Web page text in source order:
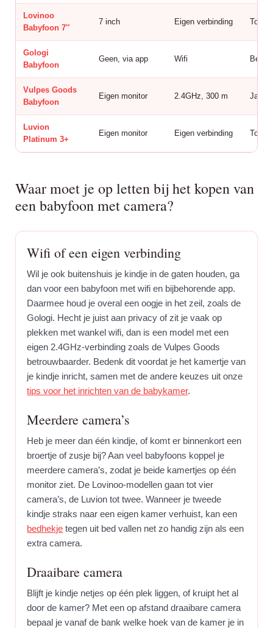
Lovinoo
Babyfoon 7″
7 inch Eigen verbinding Tot 4
Gologi
Babyfoon
Geen, via app Wifi
Vulpes Goods
Babyfoon
Eigen monitor 2.4GHz, 300 m Ja
Luvion
Platinum 3+
Eigen monitor Eigen verbinding Tot 2
Waar moet je op letten bij het kopen van
een babyfoon met camera?
Wifi of een eigen verbinding
Wil je ook buitenshuis je kindje in de gaten houden, ga
dan voor een babyfoon met wifi en bijbehorende app.
Daarmee houd je overal een oogje in het zeil, zoals de
Gologi. Hecht je juist aan privacy of zit je vaak op
plekken met wankel wifi, dan is een model met een
eigen 2.4GHz-verbinding zoals de Vulpes Goods
betrouwbaarder. Bedenk dit voordat je het kamertje van
je kindje inricht, samen met de andere keuzes uit onze
tips voor het inrichten van de babykamer.
Meerdere camera’s
Heb je meer dan één kindje, of komt er binnenkort een
broertje of zusje bij? Aan veel babyfoons koppel je
meerdere camera’s, zodat je beide kamertjes op één
monitor ziet. De Lovinoo-modellen gaan tot vier
camera’s, de Luvion tot twee. Wanneer je tweede
kindje straks naar een eigen kamer verhuist, kan een
bedhekje tegen uit bed vallen net zo handig zijn als een
extra camera.
Draaibare camera
Blijft je kindje netjes op één plek liggen, of kruipt het al
door de kamer? Met een op afstand draaibare camera
bepaal je vanaf de bank welke hoek van de kamer je in